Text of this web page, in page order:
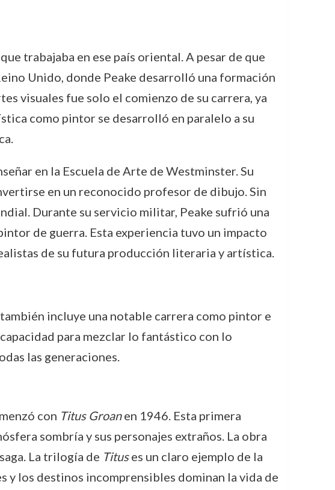
trabajaba en ese país oriental. A pesar de que
Unido, donde Peake desarrolló una formación
visuales fue solo el comienzo de su carrera, ya
como pintor se desarrolló en paralelo a su
en la Escuela de Arte de Westminster. Su
en un reconocido profesor de dibujo. Sin
Durante su servicio militar, Peake sufrió una
de guerra. Esta experiencia tuvo un impacto
de su futura producción literaria y artística.
incluye una notable carrera como pintor e
para mezclar lo fantástico con lo
las generaciones.
con Titus Groanen 1946. Esta primera
sombría y sus personajes extraños. La obra
La trilogía de Tituses un claro ejemplo de la
y los destinos incomprensibles dominan la vida de